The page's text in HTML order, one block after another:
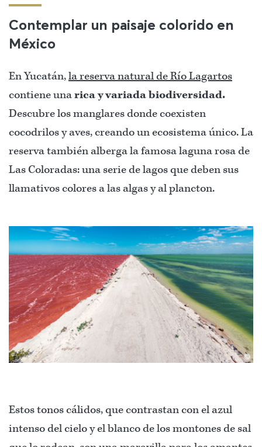
Contemplar un paisaje colorido en
México
En Yucatán,la reserva natural de Río Lagartos
contiene unarica y variada biodiversidad.
Descubre los manglares donde coexisten
cocodrilos y aves, creando un ecosistema único. La
reserva también alberga la famosa laguna rosa de
Las Coloradas: una serie de lagos que deben sus
llamativos colores a las algas y al plancton.
©
Estos tonos cálidos, que contrastan con el azul
intenso del cielo y el blanco de los montones de sal